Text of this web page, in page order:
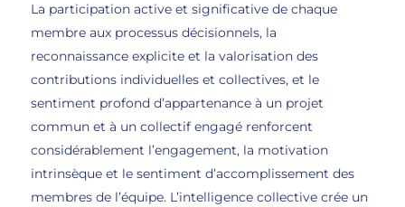
La participation active et significative de chaque
membre aux processus décisionnels, la
reconnaissance explicite et la valorisation des
contributions individuelles et collectives, et le
sentiment profond d’appartenance à un projet
commun et à un collectif engagé renforcent
considérablement l’engagement, la motivation
intrinsèque et le sentiment d’accomplissement des
membres de l’équipe. L’intelligence collective crée un